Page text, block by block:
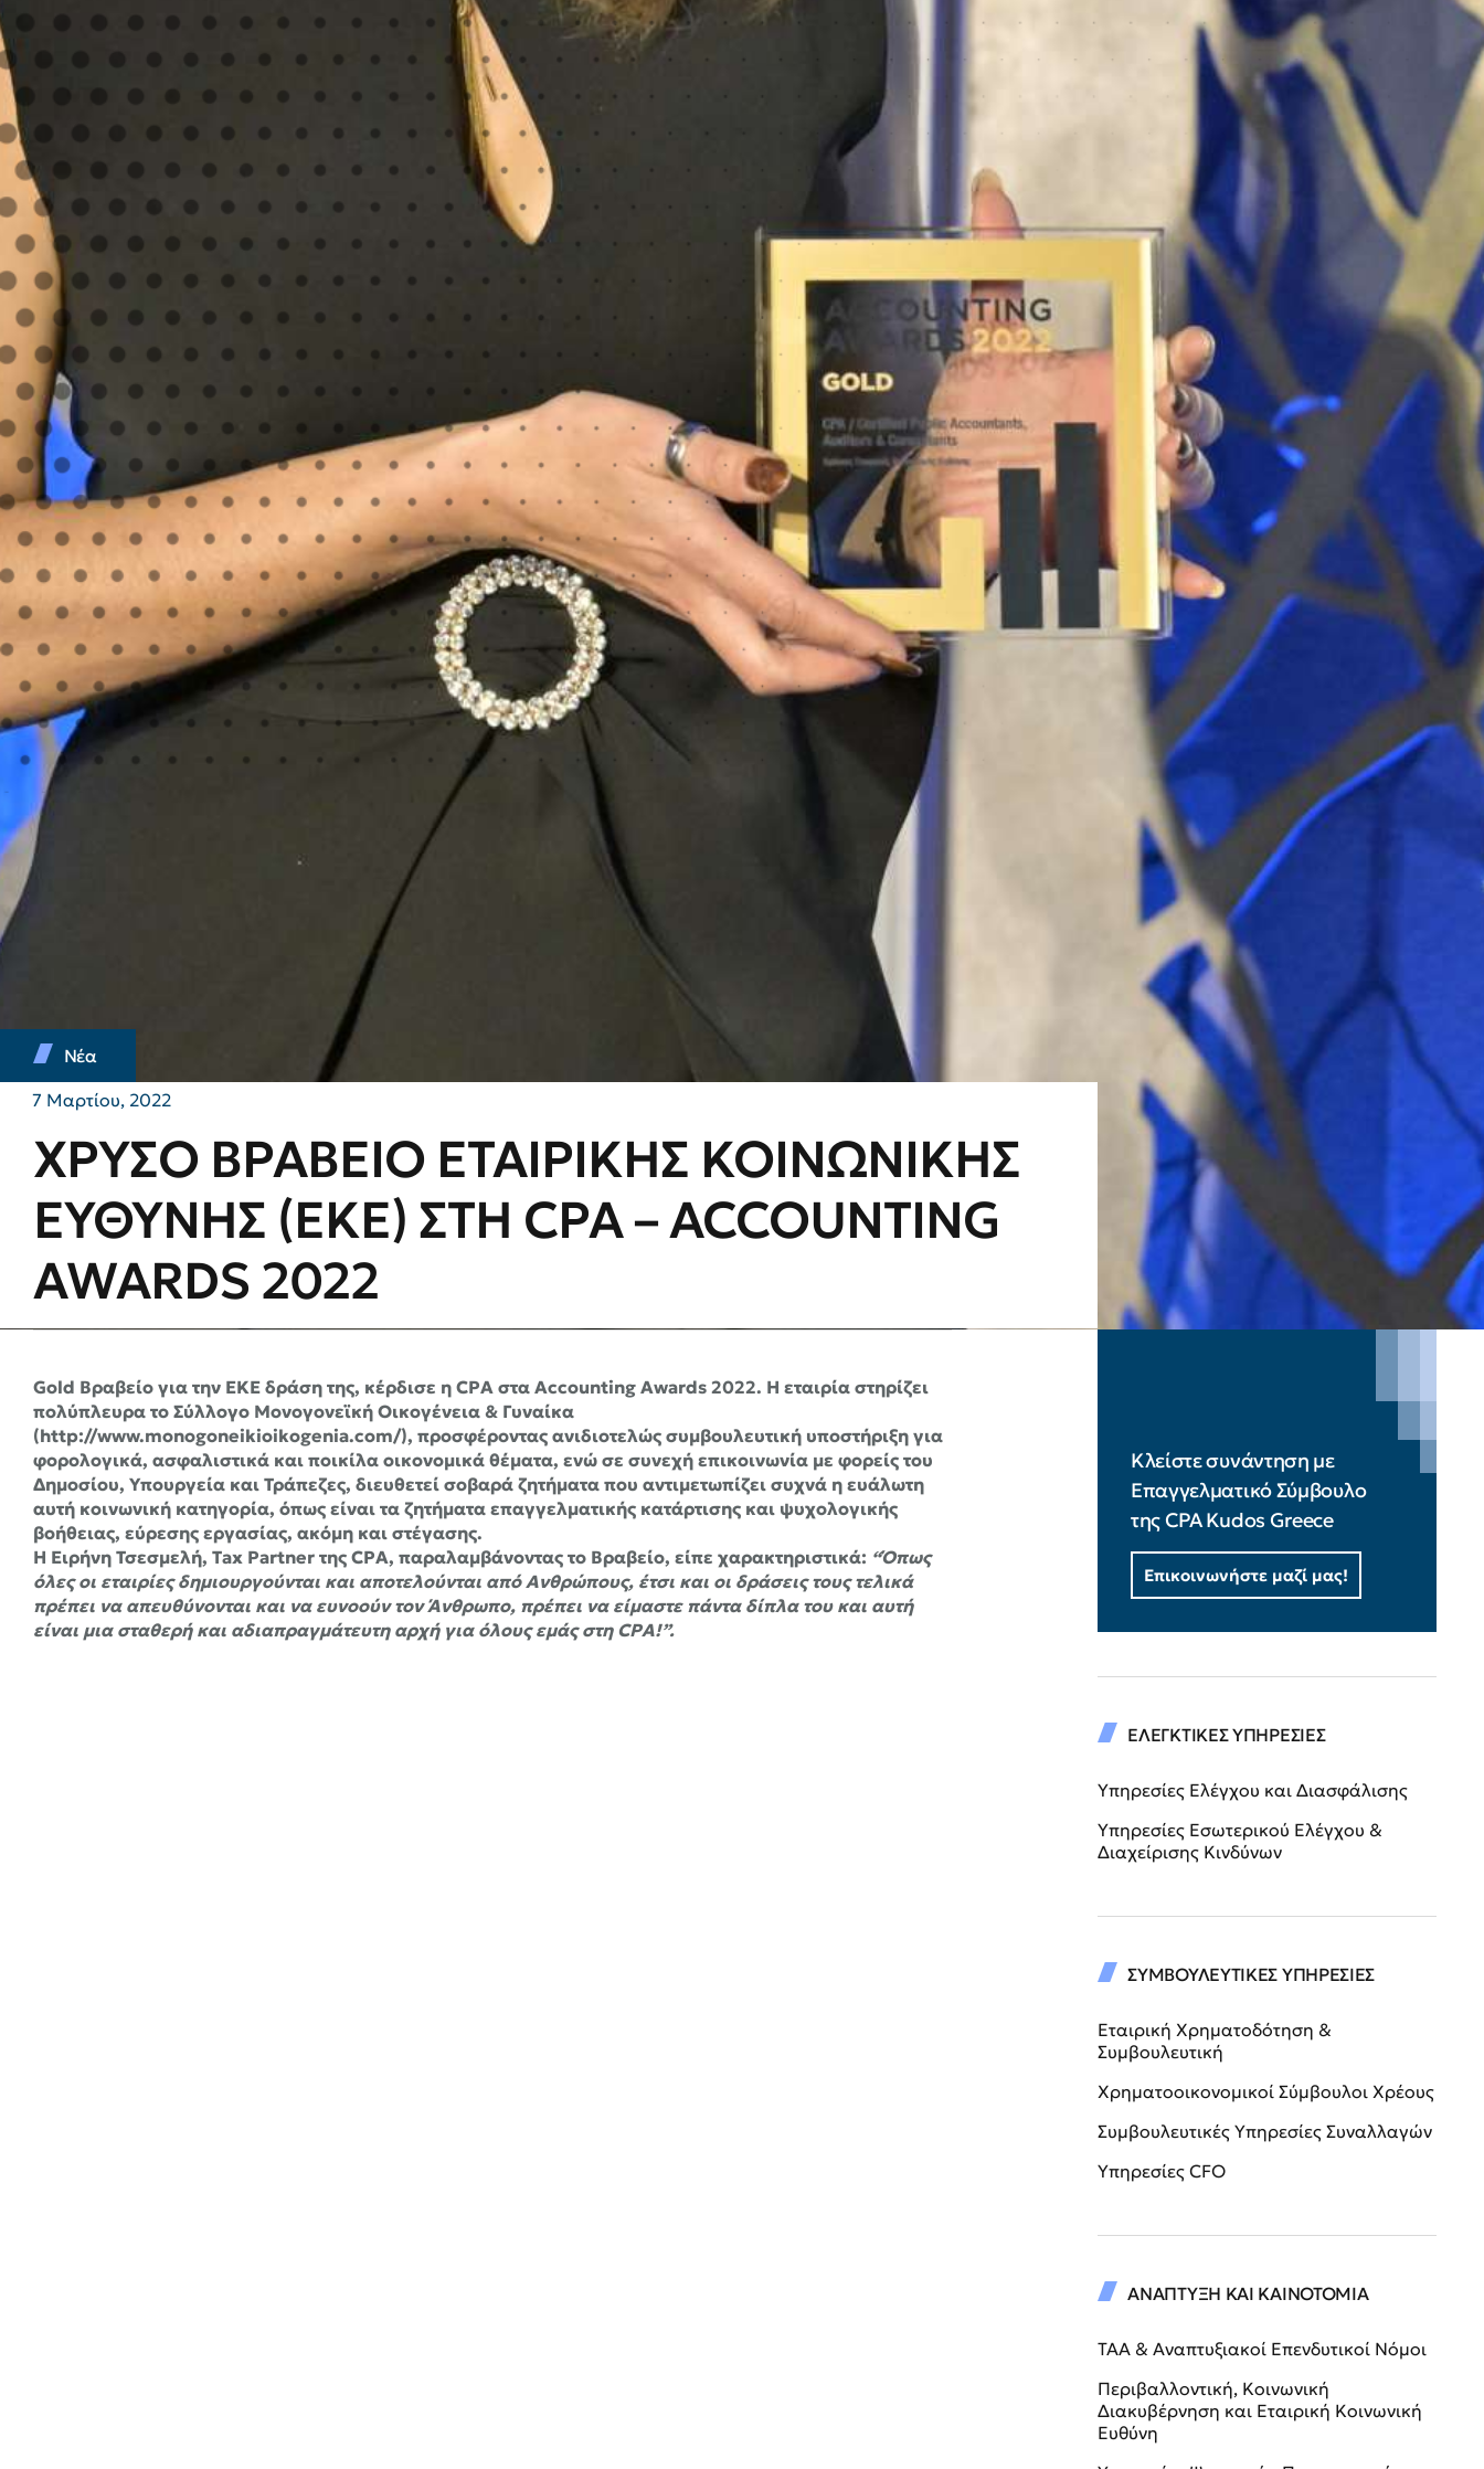
Νέα
7 Μαρτίου, 2022
ΧΡΥΣΟ ΒΡΑΒΕΙΟ ΕΤΑΙΡΙΚΗΣ ΚΟΙΝΩΝΙΚΗΣ
ΕΥΘΥΝΗΣ (ΕΚΕ) ΣΤΗ CPA – ACCOUNTING
AWARDS 2022
Gold Βραβείο για την ΕΚΕ δράση της, κέρδισε η CPA στα Accounting Awards 2022. Η εταιρία στηρίζει
πολύπλευρα το Σύλλογο Μονογονεϊκή Οικογένεια & Γυναίκα
(http://www.monogoneikioikogenia.com/), προσφέροντας ανιδιοτελώς συμβουλευτική υποστήριξη για
φορολογικά, ασφαλιστικά και ποικίλα οικονομικά θέματα, ενώ σε συνεχή επικοινωνία με φορείς του
Δημοσίου, Υπουργεία και Τράπεζες, διευθετεί σοβαρά ζητήματα που αντιμετωπίζει συχνά η ευάλωτη
αυτή κοινωνική κατηγορία, όπως είναι τα ζητήματα επαγγελματικής κατάρτισης και ψυχολογικής
βοήθειας, εύρεσης εργασίας, ακόμη και στέγασης.
Η Ειρήνη Τσεσμελή, Tax Partner της CPA, παραλαμβάνοντας το Βραβείο, είπε χαρακτηριστικά: “Όπως
όλες οι εταιρίες δημιουργούνται και αποτελούνται από Ανθρώπους, έτσι και οι δράσεις τους τελικά
πρέπει να απευθύνονται και να ευνοούν τον Άνθρωπο, πρέπει να είμαστε πάντα δίπλα του και αυτή
είναι μια σταθερή και αδιαπραγμάτευτη αρχή για όλους εμάς στη CPA!”.
Κλείστε συνάντηση με
Επαγγελματικό Σύμβουλο
της CPA Kudos Greece
Επικοινωνήστε μαζί μας!
ΕΛΕΓΚΤΙΚΕΣ ΥΠΗΡΕΣΙΕΣ
Υπηρεσίες Ελέγχου και Διασφάλισης
Υπηρεσίες Εσωτερικού Ελέγχου &
Διαχείρισης Κινδύνων
ΣΥΜΒΟΥΛΕΥΤΙΚΕΣ ΥΠΗΡΕΣΙΕΣ
Εταιρική Χρηματοδότηση &
Συμβουλευτική
Χρηματοοικονομικοί Σύμβουλοι Χρέους
Συμβουλευτικές Υπηρεσίες Συναλλαγών
Υπηρεσίες CFO
ΑΝΑΠΤΥΞΗ ΚΑΙ ΚΑΙΝΟΤΟΜΙΑ
ΤΑΑ & Αναπτυξιακοί Επενδυτικοί Νόμοι
Περιβαλλοντική, Κοινωνική
Διακυβέρνηση και Εταιρική Κοινωνική
Ευθύνη